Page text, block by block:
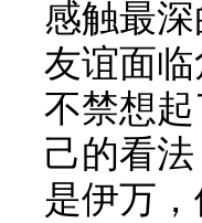
感触最
友谊面
不禁想
己的看
是伊万